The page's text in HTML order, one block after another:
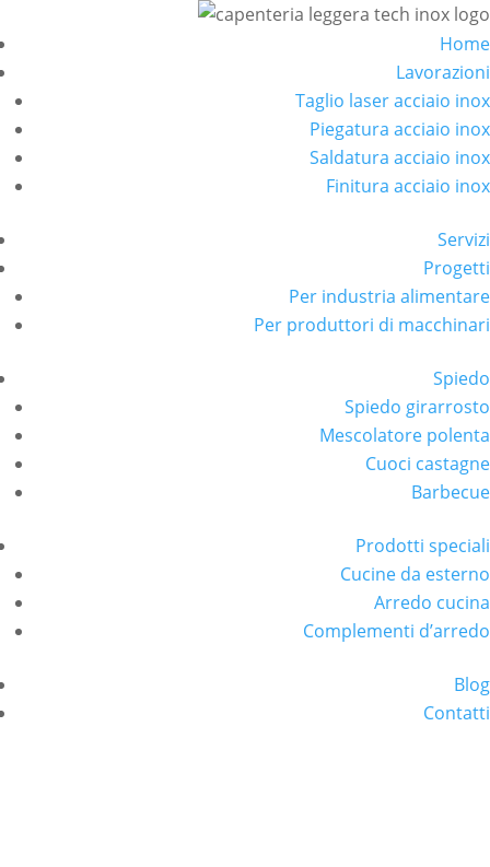
Home
Lavorazioni
Taglio laser acciaio inox
Piegatura acciaio inox
Saldatura acciaio inox
Finitura acciaio inox
Servizi
Progetti
Per industria alimentare
Per produttori di macchinari
Spiedo
Spiedo girarrosto
Mescolatore polenta
Cuoci castagne
Barbecue
Prodotti speciali
Cucine da esterno
Arredo cucina
Complementi d’arredo
Blog
Contatti